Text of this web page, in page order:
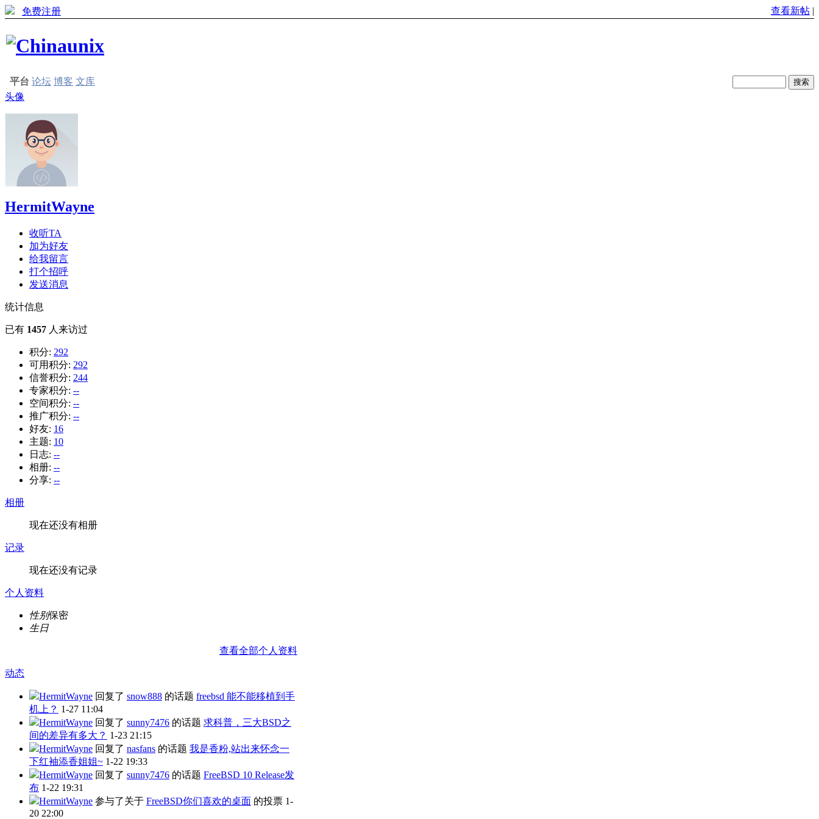
免费注册 查看新帖 |
平台 论坛 博客 文库
头像
HermitWayne
收听TA
加为好友
给我留言
打个招呼
发送消息
统计信息
已有 1457 人来访过
积分: 292
可用积分: 292
信誉积分: 244
专家积分: --
空间积分: --
推广积分: --
好友: 16
主题: 10
日志: --
相册: --
分享: --
相册
现在还没有相册
记录
现在还没有记录
个人资料
性别保密
生日
查看全部个人资料
动态
HermitWayne 回复了 snow888 的话题 freebsd 能不能移植到手
机上？ 1-27 11:04
HermitWayne 回复了 sunny7476 的话题 求科普，三大BSD之
间的差异有多大？ 1-23 21:15
HermitWayne 回复了 nasfans 的话题 我是香粉,站出来怀念一
下红袖添香姐姐~ 1-22 19:33
HermitWayne 回复了 sunny7476 的话题 FreeBSD 10 Release发
布 1-22 19:31
HermitWayne 参与了关于 FreeBSD你们喜欢的桌面 的投票 1-
20 22:00